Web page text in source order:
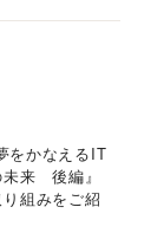
かなえるIT
来 後編』
組みをご紹